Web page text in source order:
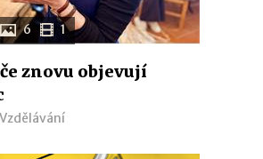
6 1
znovu objevují
Vzdělávání